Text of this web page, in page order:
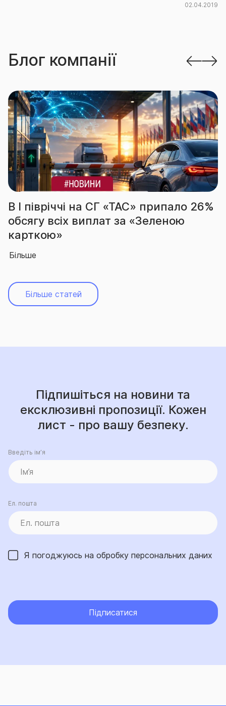
02.04.2019
Блог компанії
на СГ «ТАС» припало 26%
виплат за «Зеленою
За
Більше статей
Підпишіться на новини та
ексклюзивні пропозиції. Кожен
лист - про вашу безпеку.
Введіть ім’я
Ел. пошта
Я погоджуюсь на обробку персональних даних
Підписатися